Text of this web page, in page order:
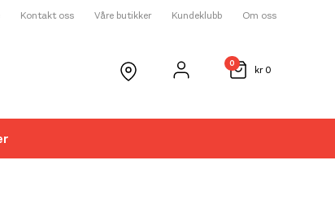
Kontakt oss Våre butikker Kundeklubb Om oss
kr0
0